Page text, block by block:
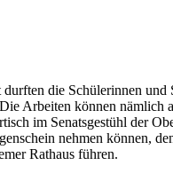
die Schülerinnen und
Arbeiten können nämlich
im Senatsgestühl der
nehmen können,
Rathaus führen.